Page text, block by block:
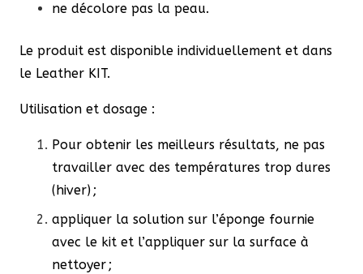
ne décolore pas la peau.
Le produit est disponible individuellement et dans
le Leather KIT.
Utilisation et dosage :
Pour obtenir les meilleurs résultats, ne pas
travailler avec des températures trop dures
(hiver) ;
appliquer la solution sur l’éponge fournie
avec le kit et l’appliquer sur la surface à
nettoyer ;